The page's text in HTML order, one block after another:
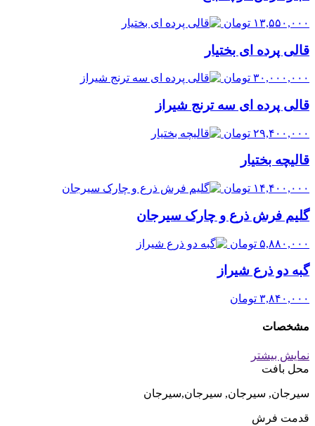
۱۳,۵۵۰,۰۰۰ تومان
قالی پرده ای بختیار
۳۰,۰۰۰,۰۰۰ تومان
قالی پرده ای سه ترنج شیراز
۲۹,۴۰۰,۰۰۰ تومان
قالیچه بختیار
۱۴,۴۰۰,۰۰۰ تومان
گلیم فرش ذرع و چارک سیرجان
۵,۸۸۰,۰۰۰ تومان
گبه دو ذرع شیراز
۳,۸۴۰,۰۰۰ تومان
مشخصات
نمایش بیشتر
محل بافت
سیرجان, سیرجان, سیرجان,سیرجان
قدمت فرش